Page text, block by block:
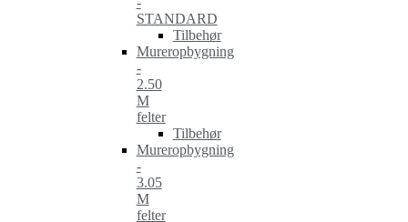
STANDARD
Tilbehør
Mureropbygning
-
2.50
M
felter
Tilbehør
Mureropbygning
-
3.05
M
felter